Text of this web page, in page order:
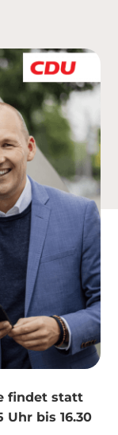
findet statt
Uhr bis 16.30